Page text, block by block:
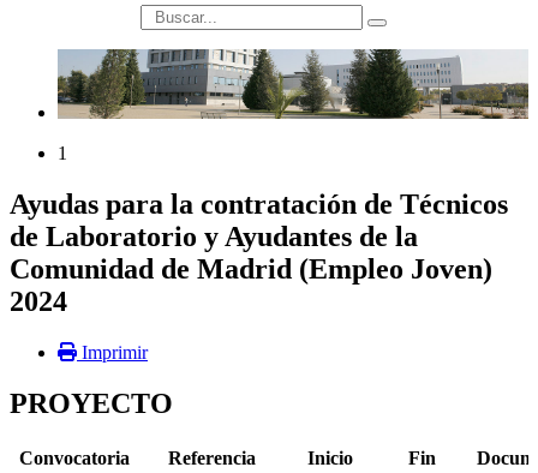
búsqueda
1
Ayudas para la contratación de Técnicos
de Laboratorio y Ayudantes de la
Comunidad de Madrid (Empleo Joven)
2024
Imprimir
PROYECTO
Convocatoria Referencia Inicio Fin